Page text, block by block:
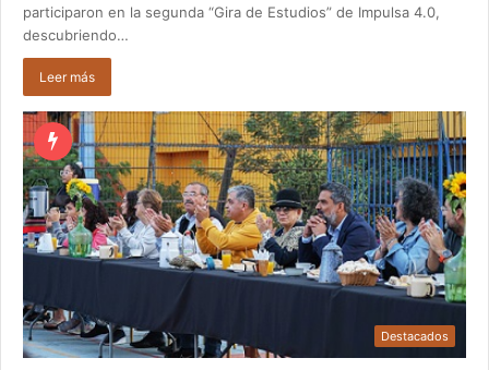
participaron en la segunda “Gira de Estudios” de Impulsa 4.0,
descubriendo…
Leer más
Destacados